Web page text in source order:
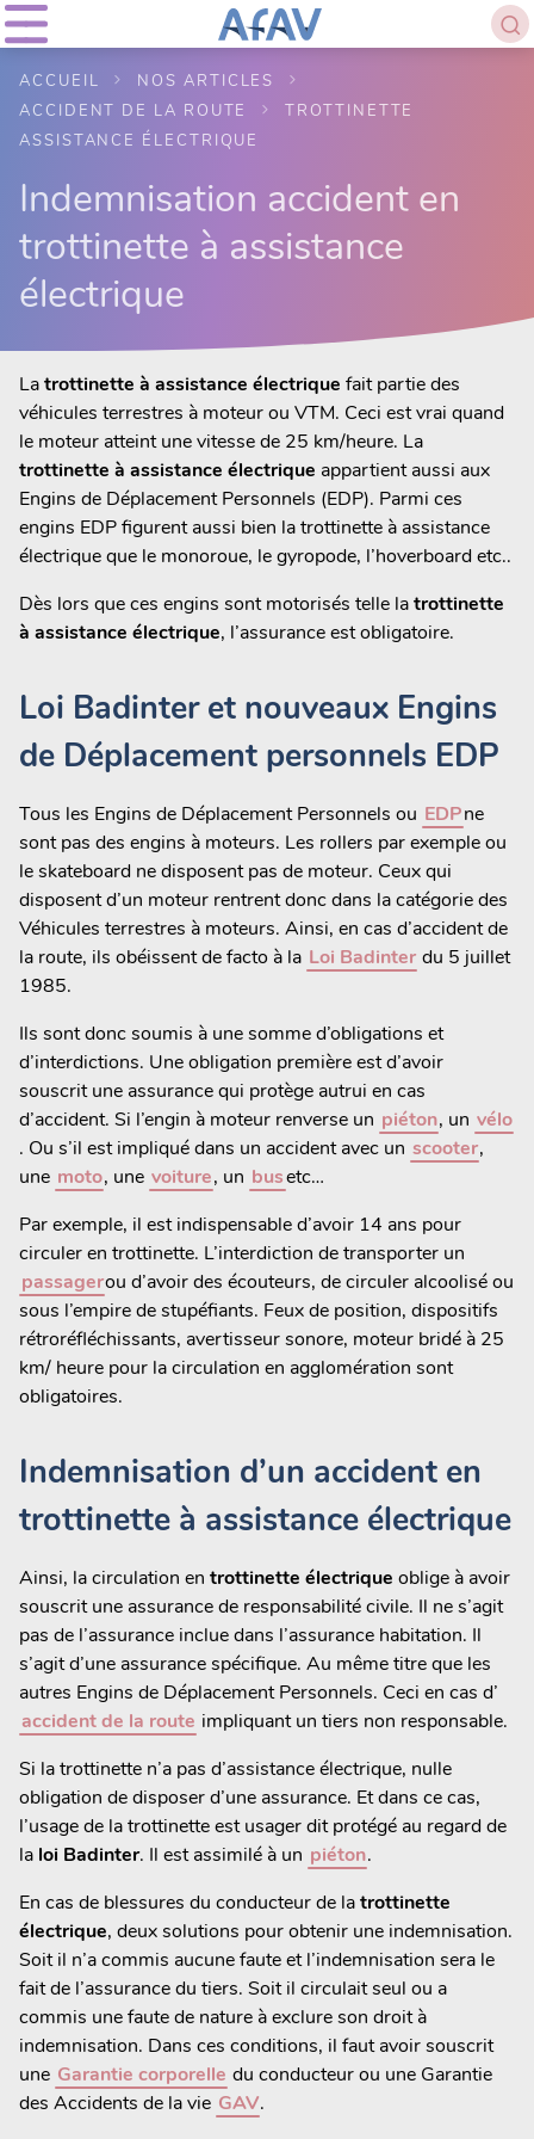
ACCUEIL
NOS ARTICLES
ACCIDENT DE LA ROUTE
TROTTINETTE
ASSISTANCE ÉLECTRIQUE
Indemnisation accident en
trottinette à assistance
électrique
Latrottinette à assistance électrique fait partie des
véhicules terrestres à moteur ou VTM. Ceci est vrai quand
le moteur atteint une vitesse de 25 km/heure. La
trottinette à assistance électrique appartient aussi aux
Engins de Déplacement Personnels (EDP). Parmi ces
engins EDP figurent aussi bien la trottinette à assistance
électrique que le monoroue, le gyropode, l’hoverboard etc..
Dès lors que ces engins sont motorisés telle latrottinette
à assistance électrique, l’assurance est obligatoire.
Loi Badinter et nouveaux Engins
de Déplacement personnels EDP
Tous les Engins de Déplacement Personnels ou EDPne
sont pas des engins à moteurs. Les rollers par exemple ou
le skateboard ne disposent pas de moteur. Ceux qui
disposent d’un moteur rentrent donc dans la catégorie des
Véhicules terrestres à moteurs. Ainsi, en cas d’accident de
la route, ils obéissent de facto à la Loi Badinter du 5 juillet
1985.
Ils sont donc soumis à une somme d’obligations et
d’interdictions. Une obligation première est d’avoir
souscrit une assurance qui protège autrui en cas
d’accident. Si l’engin à moteur renverse un piéton, un vélo
. Ou s’il est impliqué dans un accident avec un scooter,
une moto, une voiture, un busetc…
Par exemple, il est indispensable d’avoir 14 ans pour
circuler en trottinette. L’interdiction de transporter un
passagerou d’avoir des écouteurs, de circuler alcoolisé ou
sous l’empire de stupéfiants. Feux de position, dispositifs
rétroréfléchissants, avertisseur sonore, moteur bridé à 25
km/ heure pour la circulation en agglomération sont
obligatoires.
Indemnisation d’un accident en
trottinette à assistance électrique
Ainsi, la circulation en trottinette électrique oblige à avoir
souscrit une assurance de responsabilité civile. Il ne s’agit
pas de l’assurance inclue dans l’assurance habitation. Il
s’agit d’une assurance spécifique. Au même titre que les
autres Engins de Déplacement Personnels. Ceci en cas d’
accident de la route impliquant un tiers non responsable.
Si la trottinette n’a pas d’assistance électrique, nulle
obligation de disposer d’une assurance. Et dans ce cas,
l’usage de la trottinette est usager dit protégé au regard de
la loi Badinter. Il est assimilé à un piéton.
En cas de blessures du conducteur de latrottinette
électrique, deux solutions pour obtenir une indemnisation.
Soit il n’a commis aucune faute et l’indemnisation sera le
fait de l’assurance du tiers. Soit il circulait seul ou a
commis une faute de nature à exclure son droit à
indemnisation. Dans ces conditions, il faut avoir souscrit
une Garantie corporelle du conducteur ou une Garantie
des Accidents de la vie GAV.